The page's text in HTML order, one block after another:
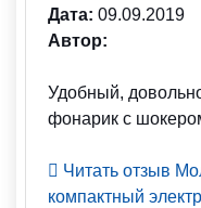
Дата: 09.09.2019
Автор:
Удобный,
фонарик с
Читать отзыв
компактный